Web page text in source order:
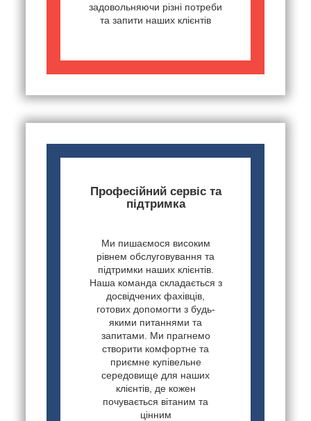
задовольняючи різні потреби
та запити наших клієнтів
Професійний сервіс та
підтримка
Ми пишаємося високим
рівнем обслуговування та
підтримки наших клієнтів.
Наша команда складається з
досвідчених фахівців,
готових допомогти з будь-
якими питаннями та
запитами. Ми прагнемо
створити комфортне та
приємне купівельне
середовище для наших
клієнтів, де кожен
почувається вітаним та
цінним